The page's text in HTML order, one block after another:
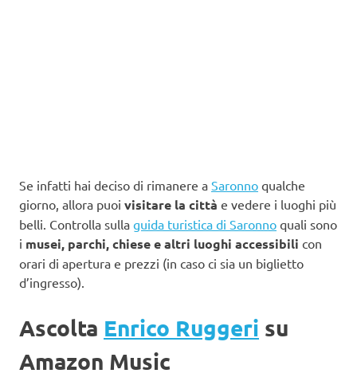
Se infatti hai deciso di rimanere a Saronno qualche
giorno, allora puoi visitare la città e vedere i luoghi più
belli. Controlla sulla guida turistica di Saronno quali sono
i musei, parchi, chiese e altri luoghi accessibili con
orari di apertura e prezzi (in caso ci sia un biglietto
d’ingresso).
Ascolta Enrico Ruggeri su
Amazon Music